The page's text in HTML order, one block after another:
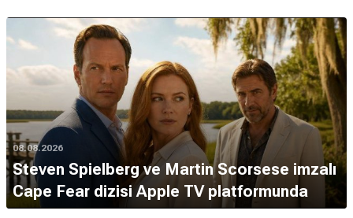
08.08.2026
Steven Spielberg ve Martin Scorsese imzalı
Cape Fear dizisi Apple TV platformunda